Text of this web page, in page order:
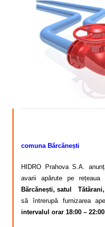
Calitatea apei
Comunicare
comuna Bărcănești
HIDRO Prahova S.A.
avarii apărute pe
Bărcănești, satul Tătărani,
să întrerupă furnizarea
intervalul orar 18:00 –